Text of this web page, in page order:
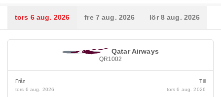
tors 6 aug. 2026 fre 7 aug. 2026 lör 8 aug. 2026
Qatar Airways
QR1002
Från
tors 6 aug. 2026
Till
tors 6 aug. 2026